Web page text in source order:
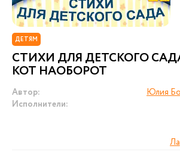
ДЕТЯМ
СТИХИ ДЛЯ ДЕТСКОГО
КОТ НАОБОРОТ
Автор:
Юлия
Исполнители: